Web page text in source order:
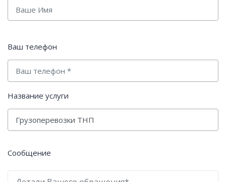
Ваш телефон
Название услуги
Сообщение